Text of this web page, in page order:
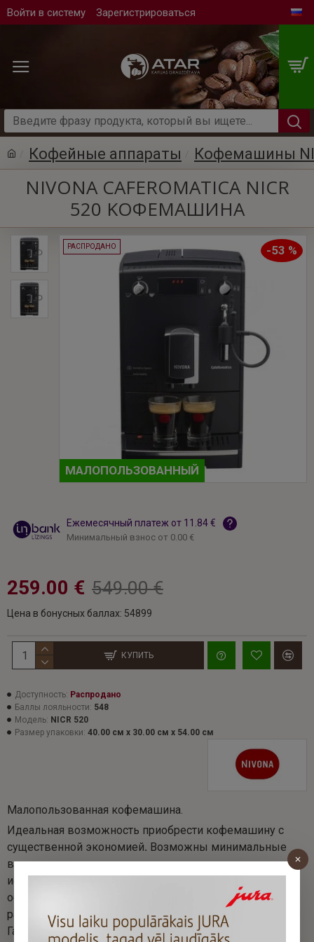
Войти в систему Зарегистрироваться
Кофейные аппараты Кофемашины
NIVONA CAFEROMATICA NICR
520 KОФЕМАШИНА
РАСПРОДАНО
MАЛОПОЛЬЗОВАННЫЙ
-53 %
Доступность: Распродано
Баллы лояльности: 548
Модель: NICR 520
Размер упаковки: 40.00 см x 30.00 см x 54.00 см
259.00 € 549.00 €
Цена в бонусных баллах: 54899
Ежемесячный платеж от 11.84 €
Минимальный взнос от 0.00 €
КУПИТЬ
Малопользованная кофемашина.
Идеальная возможность приобрести кофемашину с
существенной экономией. Возможны минимальные
внешние следы, возникшие в процессе предыдущего
использования, однако они незначительны и никоим
образом не влияют на работу устройства. Все функции
работают точно, как предусмотрено производителем.
Гарантия 1 год